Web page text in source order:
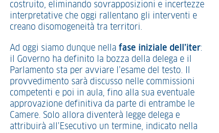
costruito, eliminando sovrapposizioni e incertezze
interpretative che oggi rallentano gli interventi e
creano disomogeneità tra territori.
Ad oggi siamo dunque nella fase iniziale dell’iter:
il Governo ha definito la bozza della delega e il
Parlamento sta per avviare l’esame del testo. Il
provvedimento sarà discusso nelle commissioni
competenti e poi in aula, fino alla sua eventuale
approvazione definitiva da parte di entrambe le
Camere. Solo allora diventerà legge delega e
attribuirà all’Esecutivo un termine, indicato nella